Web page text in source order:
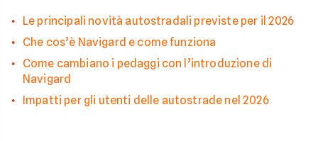
Le principali novità autostradali previste per il 2026
Che cos’è Navigard e come funziona
Come cambiano i pedaggi con l’introduzione di
Navigard
Impatti per gli utenti delle autostrade nel 2026